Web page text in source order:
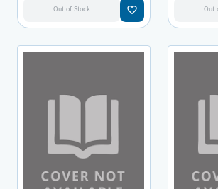
Out of Stock favorite_border Out